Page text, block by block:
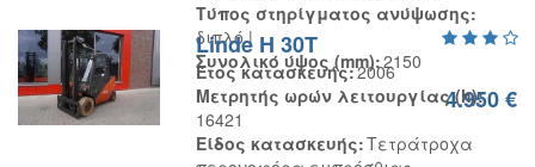
Τύπος στηρίγματος ανύψωσης
διπλό
Συνολικό ύψος (mm) 2150
4.950 €
Linde H 30T
Έτος κατασκευής 2006
Μετρητής ωρών λειτουργίας (h)
16421
Είδος κατασκευής Τετράτροχα